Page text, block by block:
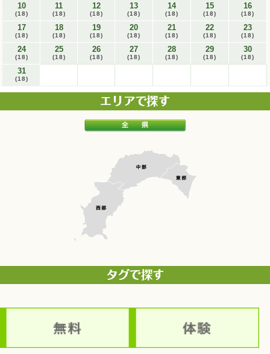
10
(18)
11
(18)
12
(18)
13
(18)
14
(18)
15
(18)
16
(18)
17
(18)
18
(18)
19
(18)
20
(18)
21
(18)
22
(18)
23
(18)
24
(18)
25
(18)
26
(18)
27
(18)
28
(18)
29
(18)
30
(18)
31
(18)